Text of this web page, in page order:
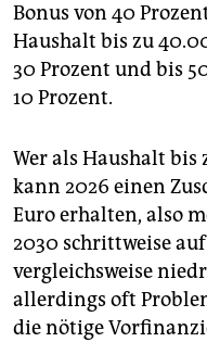
Bonus von 40
Haushalt bis zu
30 Prozent und bis
10 Prozent.
Wer als Haushalt bis
kann 2026 einen
Euro erhalten, also
2030 schrittweise
vergleichsweise
allerdings oft
die nötige